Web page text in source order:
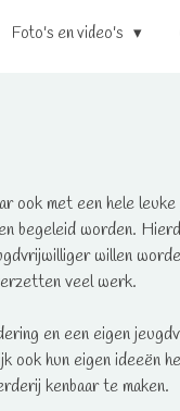
Foto's en video's
ook met een hele
begeleid worden.
willen
veel werk.
en een eigen
ook hun eigen ideeën
kenbaar te maken.